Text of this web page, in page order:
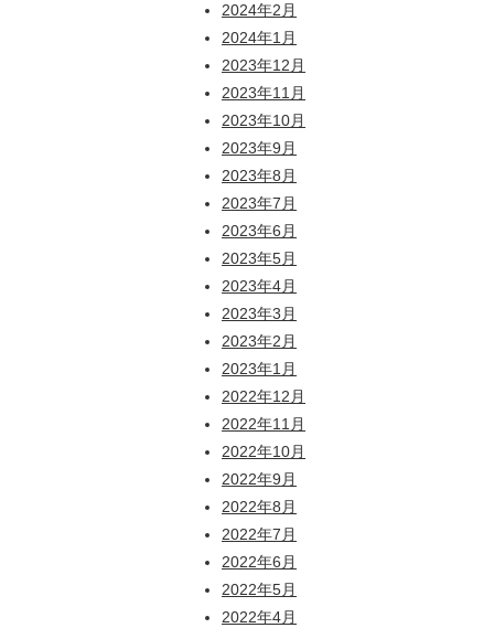
2024年2月
2024年1月
2023年12月
2023年11月
2023年10月
2023年9月
2023年8月
2023年7月
2023年6月
2023年5月
2023年4月
2023年3月
2023年2月
2023年1月
2022年12月
2022年11月
2022年10月
2022年9月
2022年8月
2022年7月
2022年6月
2022年5月
2022年4月